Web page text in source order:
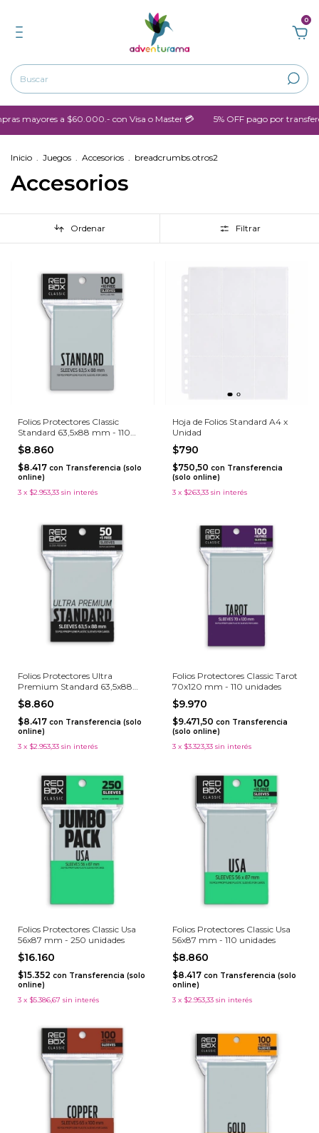
0
mayores a $60.000.- con Visa o Master 💳 5% OFF pago por
Inicio . Juegos . Accesorios . breadcrumbs.otros2
Accesorios
Ordenar Filtrar
Folios Protectores Classic
Standard 63,5x88 mm - 110
unidades
$8.860
$8.417 con Transferencia (solo
online)
3 x $2.953,33 sin interés
Hoja de Folios Standard A4 x
Unidad
$790
$750,50 con Transferencia
(solo online)
3 x $263,33 sin interés
Folios Protectores Ultra
Premium Standard 63,5x88
mm - 55 unidades
$8.860
$8.417 con Transferencia (solo
online)
3 x $2.953,33 sin interés
Folios Protectores Classic Tarot
70x120 mm - 110 unidades
$9.970
$9.471,50 con Transferencia
(solo online)
3 x $3.323,33 sin interés
Folios Protectores Classic Usa
56x87 mm - 250 unidades
$16.160
$15.352 con Transferencia (solo
online)
3 x $5.386,67 sin interés
Folios Protectores Classic Usa
56x87 mm - 110 unidades
$8.860
$8.417 con Transferencia (solo
online)
3 x $2.953,33 sin interés